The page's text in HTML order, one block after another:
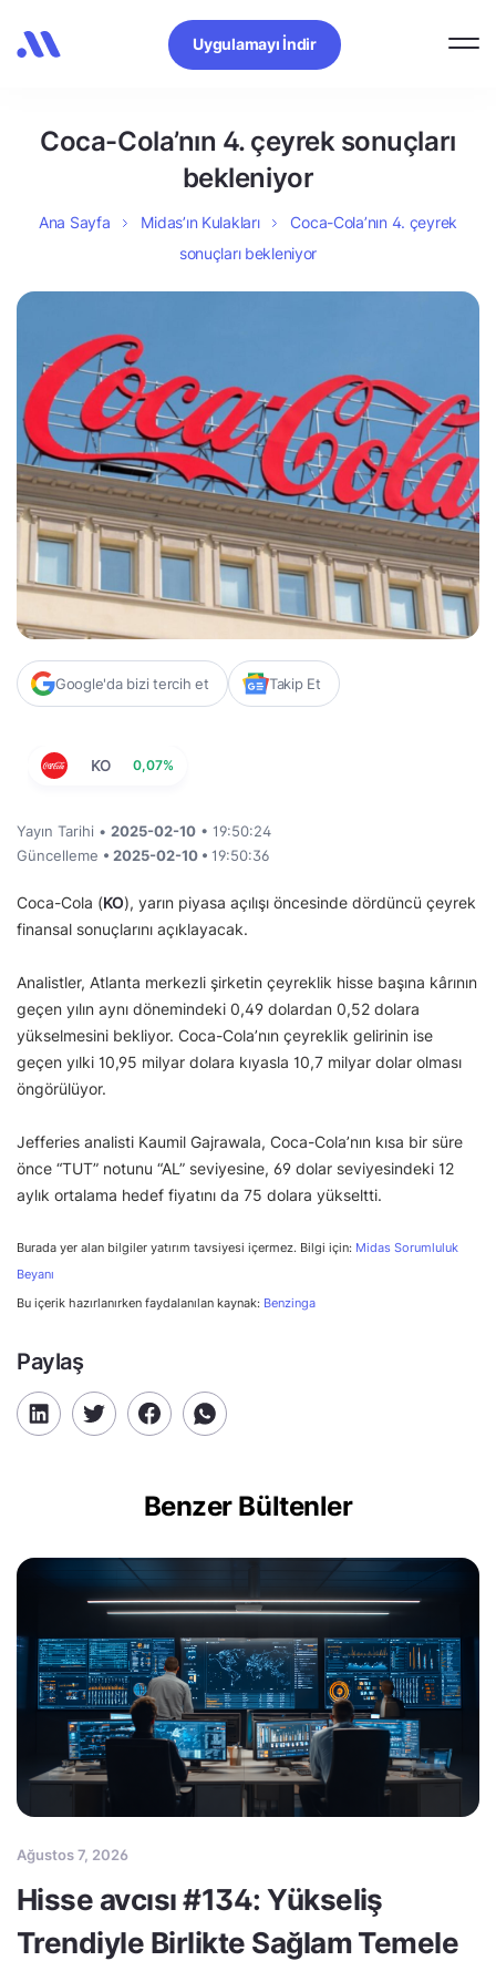
Uygulamayı İndir
Coca-Cola’nın 4. çeyrek sonuçları
bekleniyor
Ana Sayfa Midas’ın Kulakları
Coca-Cola’nın 4. çeyrek
sonuçları bekleniyor
Google'da bizi tercih et Takip Et
KO 0,07%
Yayın Tarihi • 2025-02-10 • 19:50:24
Güncelleme • 2025-02-10 • 19:50:36
Coca-Cola (KO), yarın piyasa açılışı öncesinde dördüncü çeyrek
finansal sonuçlarını açıklayacak.
Analistler, Atlanta merkezli şirketin çeyreklik hisse başına kârının
geçen yılın aynı dönemindeki 0,49 dolardan 0,52 dolara
yükselmesini bekliyor. Coca-Cola’nın çeyreklik gelirinin ise
geçen yılki 10,95 milyar dolara kıyasla 10,7 milyar dolar olması
öngörülüyor.
Jefferies analisti Kaumil Gajrawala, Coca-Cola’nın kısa bir süre
önce “TUT” notunu “AL” seviyesine, 69 dolar seviyesindeki 12
aylık ortalama hedef fiyatını da 75 dolara yükseltti.
Burada yer alan bilgiler yatırım tavsiyesi içermez. Bilgi için: Midas Sorumluluk
Beyanı
Bu içerik hazırlanırken faydalanılan kaynak: Benzinga
Paylaş
Benzer Bültenler
Ağustos 7, 2026
Hisse avcısı #134: Yükseliş
Trendiyle Birlikte Sağlam Temele